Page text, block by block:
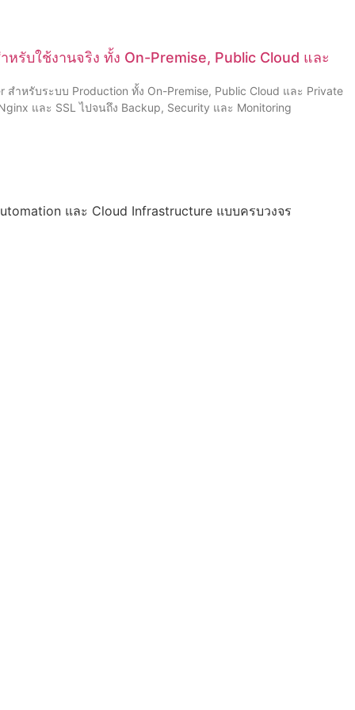
รับใช้งานจริง ทั้ง On-Premise, Public Cloud และ
ำหรับระบบ Production ทั้ง On-Premise, Public Cloud และ Private
และ SSL ไปจนถึง Backup, Security และ Monitoring
และ Cloud Infrastructure แบบครบวงจร